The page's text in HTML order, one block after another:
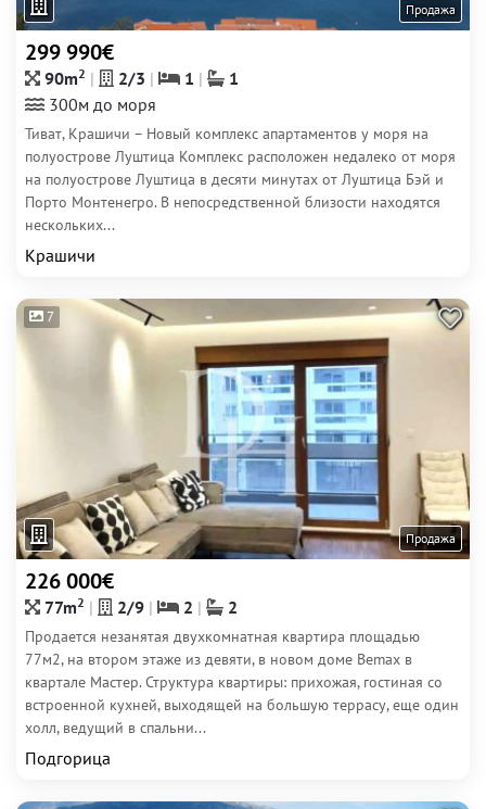
Продажа
299 990€
90m2 2/3 1
1
300м до моря
Тиват, Крашичи – Новый комплекс апартаментов у моря на
полуострове Луштица Комплекс расположен недалеко от моря
на полуострове Луштица в десяти минутах от Луштица Бэй и
Порто Монтенегро. В непосредственной близости находятся
нескольких...
Крашичи
7
Продажа
226 000€
77m2 2/9 2 2
Продается незанятая двухкомнатная квартира площадью
77м2, на втором этаже из девяти, в новом доме Bemax в
квартале Мастер. Структура квартиры: прихожая, гостиная со
встроенной кухней, выходящей на большую террасу, еще один
холл, ведущий в спальни...
Подгорица